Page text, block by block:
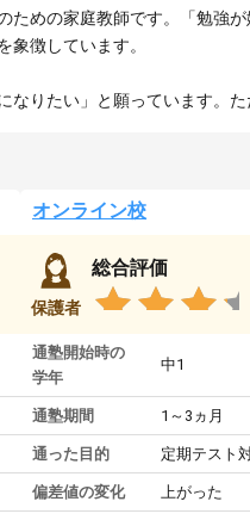
ための家庭教師です。「勉強
象徴しています。
りたい」と願っています。た
オンライン校
保護者
総合評価
通塾開始時の
学年
中1
通塾期間 1～3ヵ月
通った目的 定期テスト
偏差値の変化 上がった